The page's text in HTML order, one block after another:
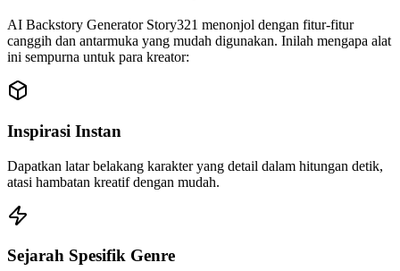
AI Backstory Generator Story321 menonjol dengan fitur-fitur
canggih dan antarmuka yang mudah digunakan. Inilah mengapa alat
ini sempurna untuk para kreator:
Inspirasi Instan
Dapatkan latar belakang karakter yang detail dalam hitungan detik,
atasi hambatan kreatif dengan mudah.
Sejarah Spesifik Genre